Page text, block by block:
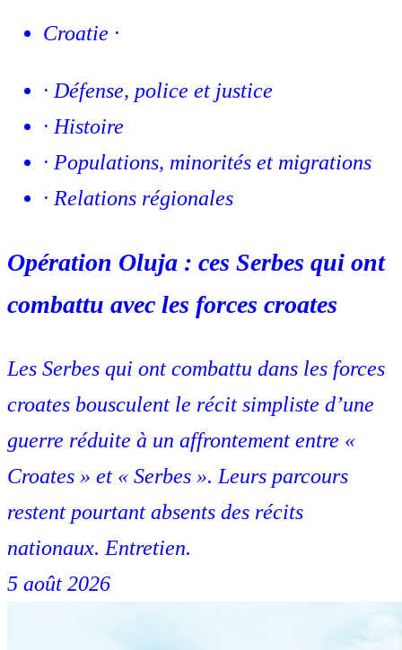
Croatie ·
· Défense, police et justice
· Histoire
· Populations, minorités et migrations
· Relations régionales
Opération Oluja : ces Serbes qui ont
combattu avec les forces croates
Les Serbes qui ont combattu dans les forces
croates bousculent le récit simpliste d’une
guerre réduite à un affrontement entre «
Croates » et « Serbes ». Leurs parcours
restent pourtant absents des récits
nationaux. Entretien.
5 août 2026